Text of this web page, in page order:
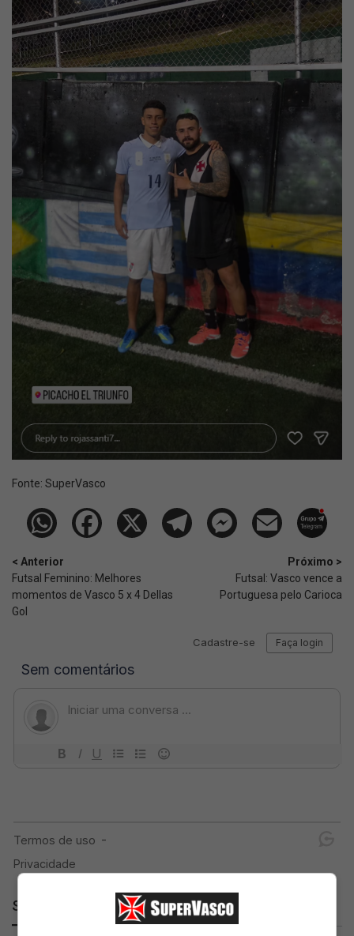
Fonte: SuperVasco‎‎‎‎‎‎
< Anterior
Futsal Feminino: Melhores
momentos de Vasco 5 x 4 Dellas
Gol
Próximo >
Futsal: Vasco vence a
Portuguesa pelo Carioca
SuperVasco